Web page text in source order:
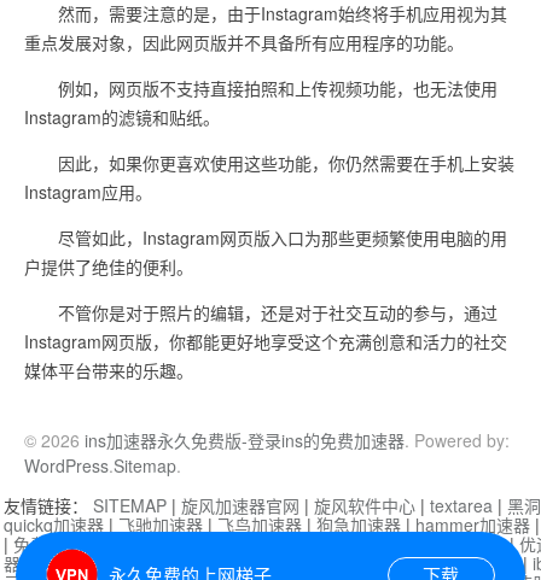
然而，需要注意的是，由于Instagram始终将手机应用视为其
重点发展对象，因此网页版并不具备所有应用程序的功能。
例如，网页版不支持直接拍照和上传视频功能，也无法使用
Instagram的滤镜和贴纸。
因此，如果你更喜欢使用这些功能，你仍然需要在手机上安装
Instagram应用。
尽管如此，Instagram网页版入口为那些更频繁使用电脑的用
户提供了绝佳的便利。
不管你是对于照片的编辑，还是对于社交互动的参与，通过
Instagram网页版，你都能更好地享受这个充满创意和活力的社交
媒体平台带来的乐趣。
© 2026 ins加速器永久免费版-登录ins的免费加速器. Powered by:
WordPress.Sitemap.
永久免费的上网梯子 下载
友情链接： SITEMAP | 旋风加速器官网 | 旋风软件中心 | textarea | 黑
quickq加速器 | 飞驰加速器 | 飞鸟加速器 | 狗急加速器 | hammer加速器
| 免费vqn加速外网 迷雾通|优
器| 快柠檬加速器|黑洞加速 |falemon 快橙加速器|anycast加速器 |